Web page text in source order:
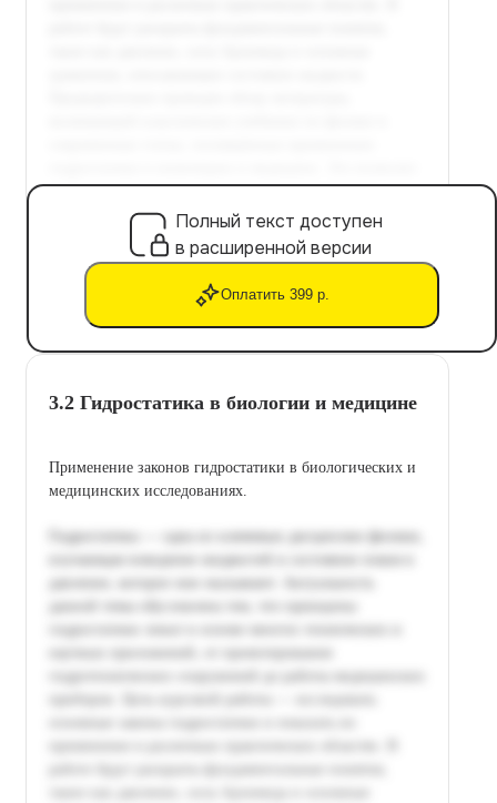
Полный текст доступен
в расширенной версии
Оплатить 399 р.
3.2 Гидростатика в биологии и медицине
Применение законов гидростатики в биологических и
медицинских исследованиях.